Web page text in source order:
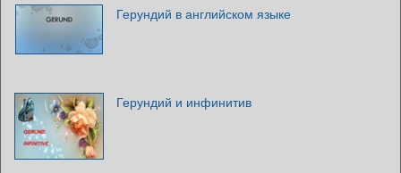
Герундий в английском языке
Герундий и инфинитив